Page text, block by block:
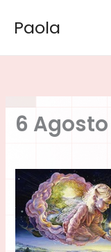
Paola
6 Agosto